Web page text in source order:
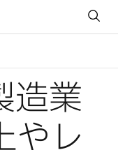
造業
やレ